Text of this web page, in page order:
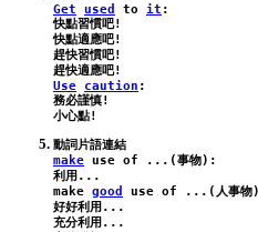
Get
used to it :
快點習慣吧!
快點適應吧!
趕快習慣吧!
Use
caution :
務必謹慎!
make use of ...(事物):
make good use of ...(人事物
好好利用...
充分利用...